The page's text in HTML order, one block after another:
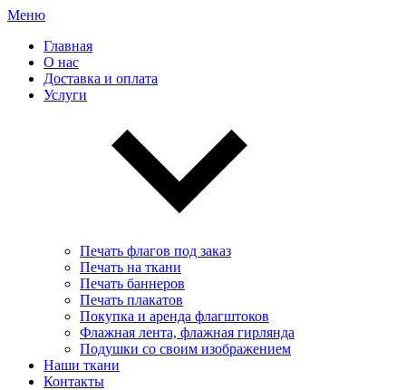
Меню
Главная
О нас
Доставка и оплата
Услуги
Печать флагов под заказ
Печать на ткани
Печать баннеров
Печать плакатов
Покупка и аренда флагштоков
Флажная лента, флажная гирлянда
Подушки со своим изображением
Наши ткани
Контакты